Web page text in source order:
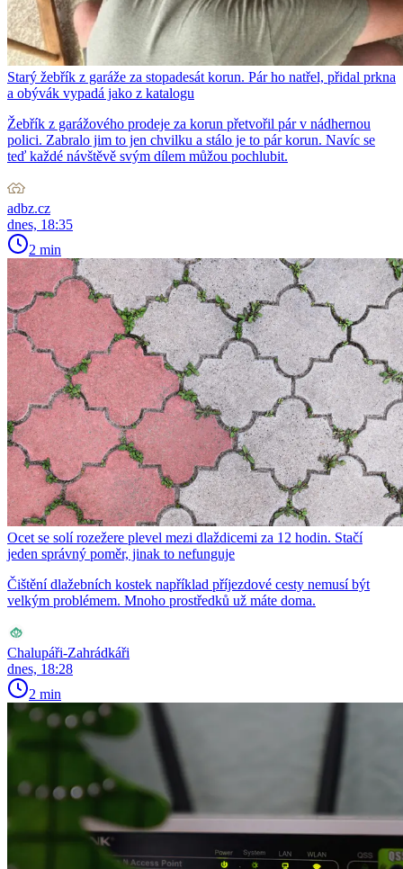
Starý žebřík z garáže za stopadesát korun. Pár ho natřel, přidal prkna
a obývák vypadá jako z katalogu
Žebřík z garážového prodeje za korun přetvořil pár v nádhernou
polici. Zabralo jim to jen chvilku a stálo je to pár korun. Navíc se
teď každé návštěvě svým dílem můžou pochlubit.
adbz.cz
dnes, 18:35
2 min
Ocet se solí rozežere plevel mezi dlaždicemi za 12 hodin. Stačí
jeden správný poměr, jinak to nefunguje
Čištění dlažebních kostek například příjezdové cesty nemusí být
velkým problémem. Mnoho prostředků už máte doma.
Chalupáři-Zahrádkáři
dnes, 18:28
2 min